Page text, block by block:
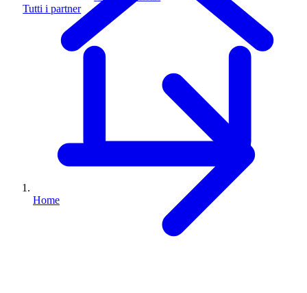
Tutti i partner
Home